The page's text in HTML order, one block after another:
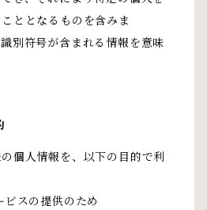
ととなるものを含みま
別符号が含まれる情報を意味
個人情報を、以下の目的で利
ビスの提供のため